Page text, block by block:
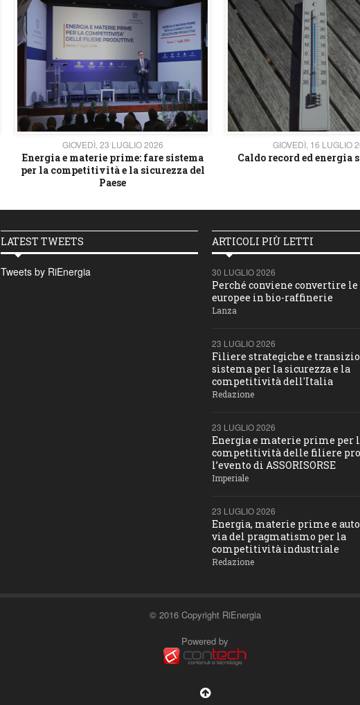
GIOVEDÌ, 23 LUGLIO 2026
Energia e materie prime: fare sistema
per la competitività e la sicurezza del
Paese
GIOVEDÌ, 16 LUGLIO
Caldo record ed energia
LATEST TWEETS
Tweets by RiEnergia
ARTICOLI PIÙ LETTI
30 LUGLIO 2026
Perché conviene convertire
europee in bio-raffinerie
Lanza
23 LUGLIO 2026
Filiere strategiche e
sistema per la sicurezza e la
competitività dell'Italia
Redazione
23 LUGLIO 2026
Energia e materie prime per
competitività delle filiere
l’evento di ASSORISORSE
Imperiale
23 LUGLIO 2026
Energia, materie prime e
via del pragmatismo per la
competitività industriale
Redazione
© 2016 Copyright RiEnergia
Powered by